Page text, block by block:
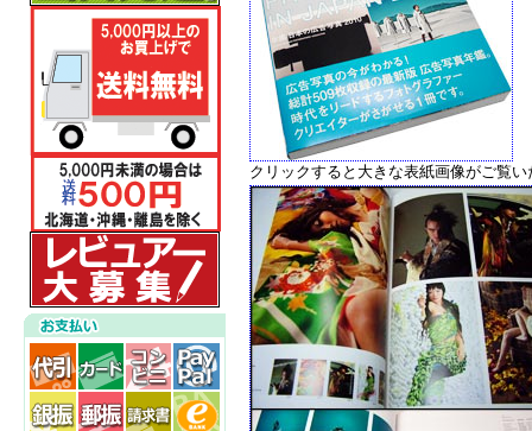
クリックすると大きな表紙画像がご覧